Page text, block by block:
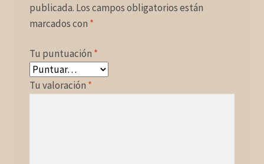
publicada. Los campos obligatorios están
marcados con *
Tu puntuación *
Tu valoración *